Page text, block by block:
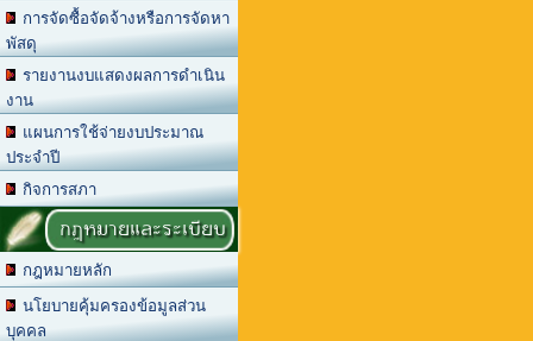
การจัดซื้อจัดจ้างหรือการจัดหา
พัสดุ
รายงานงบแสดงผลการดำเนิน
งาน
แผนการใช้จ่ายงบประมาณ
ประจำปี
กิจการสภา
กฎหมายและระเบียบ
กฎหมายหลัก
นโยบายคุ้มครองข้อมูลส่วน
บุคคล